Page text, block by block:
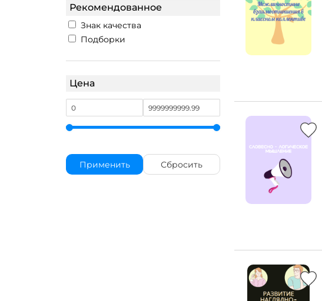
Рекомендованное
Знак качества
Подборки
Цена
Применить Сбросить